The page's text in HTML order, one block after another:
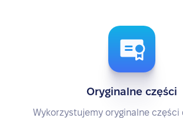
Oryginalne części
Wykorzystujemy oryginalne części